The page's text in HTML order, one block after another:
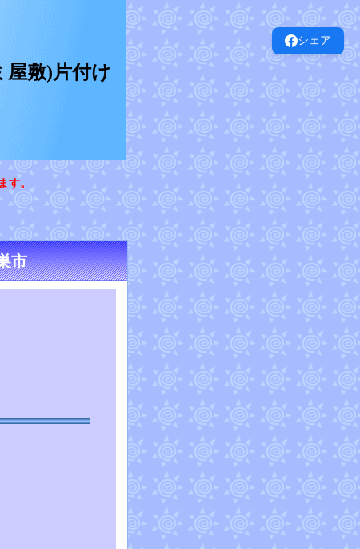
シェア
屋敷)片付け
す。
市